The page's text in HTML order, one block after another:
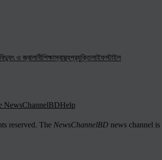
বিদ্যুৎ ও জ্বালানীশিক্ষাস্বাস্থ্যপ্রযুক্তিলাইফস্টাইল
NewsChannelBDHelp
reserved. The NewsChannelBD news channel is